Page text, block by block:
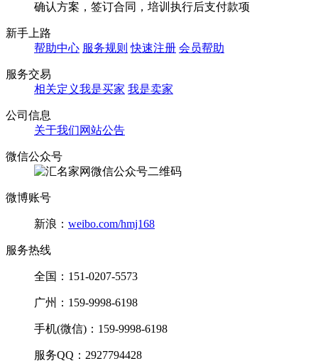
确认方案，签订合同，培训执行后支付款项
新手上路
帮助中心 服务规则 快速注册 会员帮助
服务交易
相关定义我是买家 我是卖家
公司信息
关于我们网站公告
微信公众号
微博账号
新浪： weibo.com/hmj168
服务热线
全国：151-0207-5573
广州：159-9998-6198
手机(微信)：159-9998-6198
服务QQ：2927794428